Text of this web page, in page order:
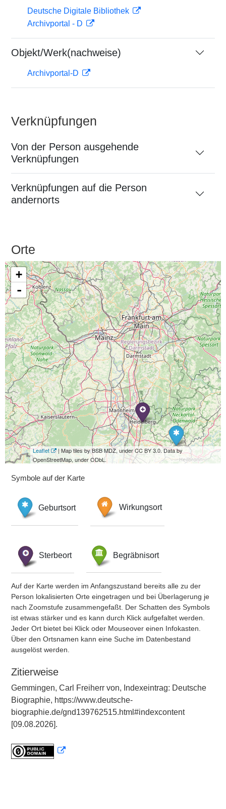
Deutsche Digitale Bibliothek
Archivportal - D
Objekt/Werk(nachweise)
Archivportal-D
Verknüpfungen
Von der Person ausgehende
Verknüpfungen
Verknüpfungen auf die Person
andernorts
Orte
+
-
Leaflet
| Map tiles by BSB MDZ, under CC BY 3.0. Data by
OpenStreetMap, under ODbL.
Symbole auf der Karte
Geburtsort Wirkungsort
Sterbeort Begräbnisort
Auf der Karte werden im Anfangszustand bereits alle zu der
Person lokalisierten Orte eingetragen und bei Überlagerung je
nach Zoomstufe zusammengefaßt. Der Schatten des Symbols
ist etwas stärker und es kann durch Klick aufgefaltet werden.
Jeder Ort bietet bei Klick oder Mouseover einen Infokasten.
Über den Ortsnamen kann eine Suche im Datenbestand
ausgelöst werden.
Zitierweise
Gemmingen, Carl Freiherr von, Indexeintrag: Deutsche
Biographie, https://www.deutsche-
biographie.de/gnd139762515.html#indexcontent
[09.08.2026].